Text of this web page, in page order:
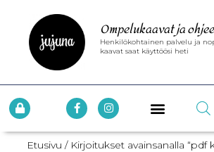
Ompelukaavat ja
Henkilökohtainen palvelu ja
kaavat saat käyttöösi heti
Etusivu / Kirjoitukset avainsanalla “pdf